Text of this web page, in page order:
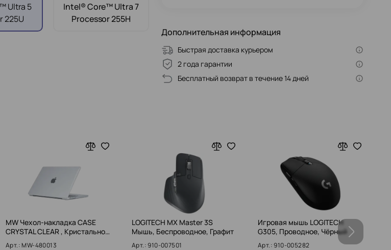
Ultra 5
225U
Intel® Core™ Ultra 7
Processor 255H
Дополнительная информация
Быстрая доставка курьером
2 года гарантии
Бесплатный возврат в течение 14 дней
MW Чехол-накладка CASE
CRYSTAL CLEAR , Кристально…
Арт.: MW-480013
LOGITECH MX Master 3S
Мышь, Беспроводное, Графит
Арт.: 910-007501
Игровая мышь LOGITECH
G305, Проводное, Чёрный
Арт.: 910-005282